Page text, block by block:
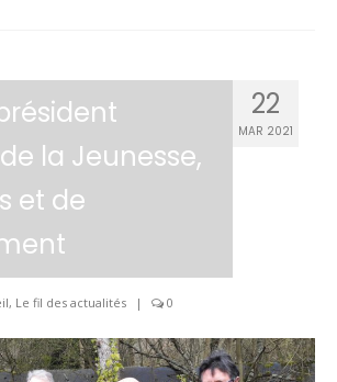
22
MAR 2021
la Jeunesse,
et de
, Le fil des actualités | 0